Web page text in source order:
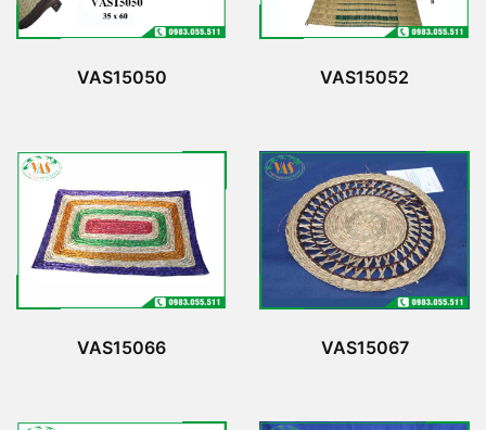
VAS15050 VAS15052
VAS15066 VAS15067